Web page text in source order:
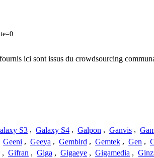
ici sont issus du crowdsourcing
S3 , Galaxy S4 , Galpon , Ganvis ,
Geeni , Geeya , Gembird , Gemtek , Gen ,
, Gifran , Giga , Gigaeye , Gigamedia ,